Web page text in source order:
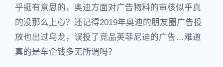
乎挺有意思的，奥迪方面对广告物料的审核似乎真
的没那么上心？还记得2019年奥迪的朋友圈广告投
放也出过乌龙，误投了竞品英菲尼迪的广告…难道
真的是车企钱多无所谓吗？